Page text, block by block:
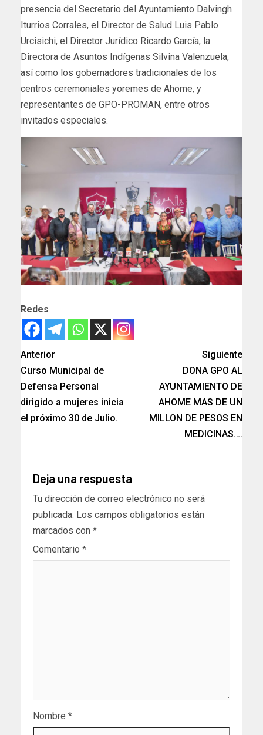
presencia del Secretario del Ayuntamiento Dalvingh
Iturrios Corrales, el Director de Salud Luis Pablo
Urcisichi, el Director Jurídico Ricardo García, la
Directora de Asuntos Indígenas Silvina Valenzuela,
así como los gobernadores tradicionales de los
centros ceremoniales yoremes de Ahome, y
representantes de GPO-PROMAN, entre otros
invitados especiales.
Redes
Anterior
Curso Municipal de
Defensa Personal
dirigido a mujeres inicia
el próximo 30 de Julio.
Siguiente
DONA GPO AL
AYUNTAMIENTO DE
AHOME MAS DE UN
MILLON DE PESOS EN
MEDICINAS….
Deja una respuesta
Tu dirección de correo electrónico no será
publicada. Los campos obligatorios están
marcados con *
Comentario *
Nombre *